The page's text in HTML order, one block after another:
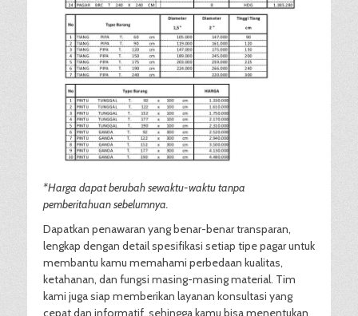
*Harga dapat berubah sewaktu-waktu tanpa
pemberitahuan sebelumnya.
Dapatkan penawaran yang benar-benar transparan,
lengkap dengan detail spesifikasi setiap tipe pagar untuk
membantu kamu memahami perbedaan kualitas,
ketahanan, dan fungsi masing-masing material. Tim
kami juga siap memberikan layanan konsultasi yang
cepat dan informatif, sehingga kamu bisa menentukan